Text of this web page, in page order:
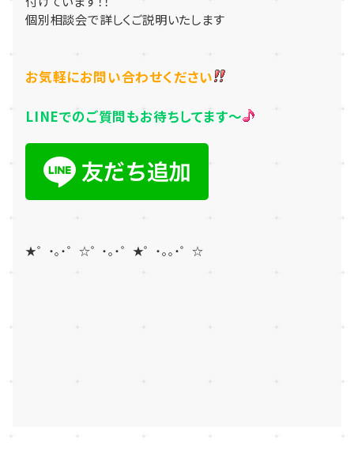
個別相談会で詳しくご説明いたします
お気軽にお問い合わせください
LINEでのご質問もお待ちしてます～
★゜・。・゜☆゜・。・゜★゜・。。・゜☆